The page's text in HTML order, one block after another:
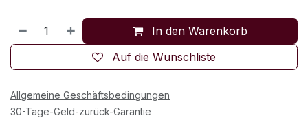
In den Warenkorb
Auf die Wunschliste
Allgemeine Geschäftsbedingungen
30-Tage-Geld-zurück-Garantie